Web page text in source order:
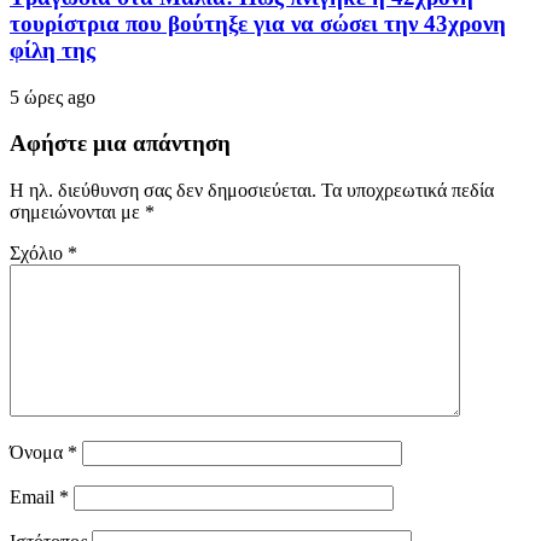
τουρίστρια που βούτηξε για να σώσει την 43χρονη
φίλη της
5 ώρες ago
Αφήστε μια απάντηση
Η ηλ. διεύθυνση σας δεν δημοσιεύεται. Τα υποχρεωτικά πεδία
σημειώνονται με *
Σχόλιο *
Όνομα *
Email *